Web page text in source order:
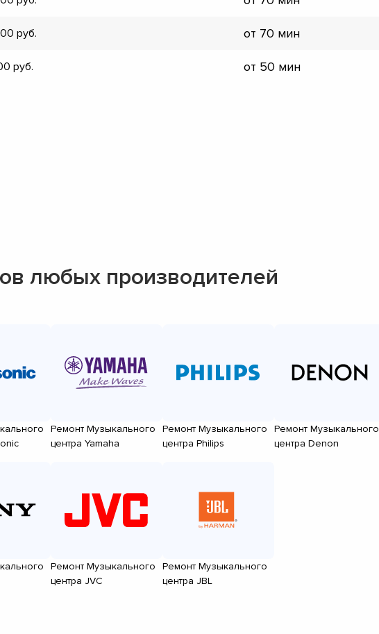
от 70 мин
от 50 мин
любых производителей
Ремонт Музыкального
центра Yamaha
Ремонт Музыкального
центра Philips
Ремонт Музыкального
центра Denon
Ремонт Музыкального
центра JVC
Ремонт Музыкального
центра JBL